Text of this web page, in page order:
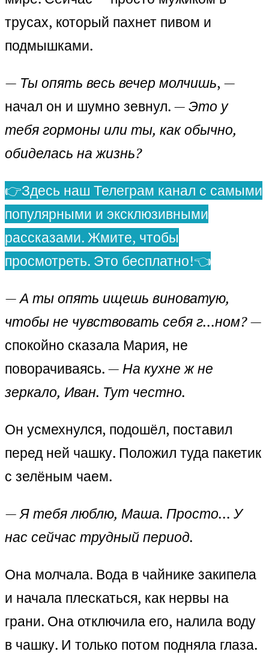
трусах, который пахнет пивом и
подмышками.
— Ты опять весь вечер молчишь, —
начал он и шумно зевнул. —Это у
тебя гормоны или ты, как обычно,
обиделась на жизнь?
👉Здесь наш Телеграм канал с самыми
популярными и эксклюзивными
рассказами. Жмите, чтобы
просмотреть. Это бесплатно!👈
—А ты опять ищешь виноватую,
чтобы не чувствовать себя г…ном?—
спокойно сказала Мария, не
поворачиваясь. —На кухне ж не
зеркало, Иван. Тут честно.
Он усмехнулся, подошёл, поставил
перед ней чашку. Положил туда пакетик
с зелёным чаем.
—Я тебя люблю, Маша. Просто… У
нас сейчас трудный период.
Она молчала. Вода в чайнике закипела
и начала плескаться, как нервы на
грани. Она отключила его, налила воду
в чашку. И только потом подняла глаза.